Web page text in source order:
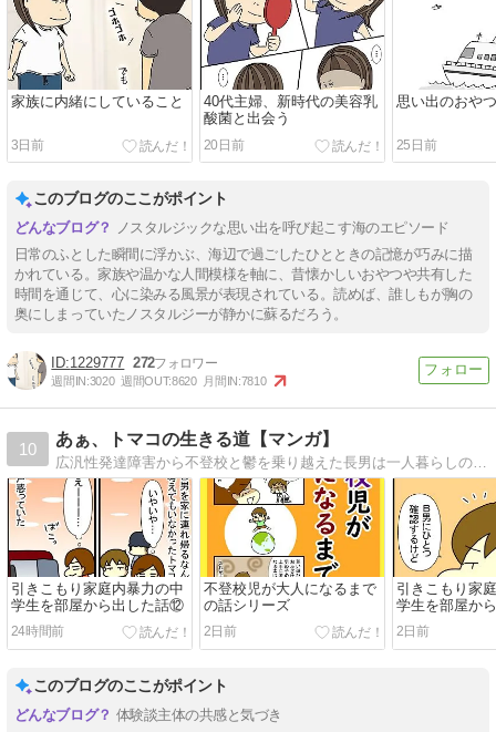
家族に内緒にしていること
3日前
40代主婦、新時代の美容乳
酸菌と出会う
20日前
思い出のおや
25日前
このブログのここがポイント
ノスタルジックな思い出を呼び起こす海のエピソード
日常のふとした瞬間に浮かぶ、海辺で過ごしたひとときの記憶が巧みに描
かれている。家族や温かな人間模様を軸に、昔懐かしいおやつや共有した
時間を通じて、心に染みる風景が表現されている。読めば、誰しもが胸の
奥にしまっていたノスタルジーが静かに蘇るだろう。
1229777 272
週間IN:3020 週間OUT:8620 月間IN:7810
10
あぁ、トマコの生きる道【マンガ】
広汎性発達障害から不登校と鬱を乗り越えた長男は一人暮らしの社会人二年生。ADHDを抱えた次男は社会人一年生。発達障害３兄弟を育てる母トマコの４〜１６コママンガ。
引きこもり家庭内暴力の中
学生を部屋から出した話⑫
24時間前
不登校児が大人になるまで
の話シリーズ
2日前
引きこもり家
学生を部屋か
2日前
このブログのここがポイント
体験談主体の共感と気づき